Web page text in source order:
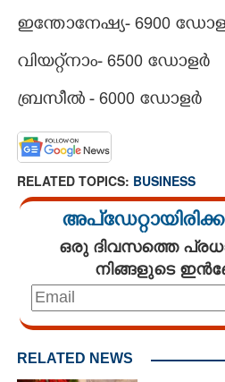
ഇന്തോനേഷ്യ- 6900
വിയറ്റ്നാം- 6500 ഡോളർ
ബ്രസീൽ - 6000 ഡോളർ
RELATED TOPICS: BUSINESS
ഒരു ദിവസത്തെ
നിങ്ങളുടെ
RELATED NEWS